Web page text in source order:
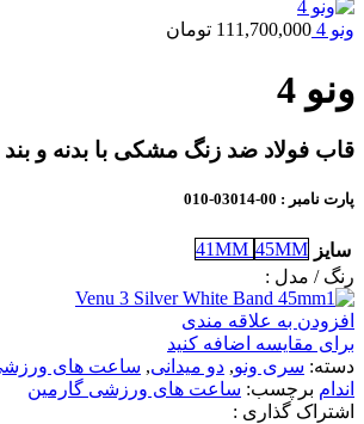
ونو 4 111,700,000 تومان
ونو 4
قاب فولاد ضد زنگ مشکی با بدنه و
پارت نامبر : 00-03014-010
سایز 41MM 45MM
رنگ / مدل :
افزودن به علاقه مندی
برای مقایسه اضافه کنید
دسته: سری ونو, دو میدانی, ساعت های
اندام برچسب: ساعت های ورزشی گارمین
اشتراک گذاری :